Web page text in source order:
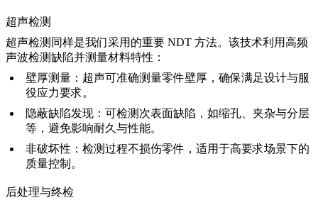
超声检测
超声检测同样是我们采用的重要 NDT 方法。该技术利用高频
声波检测缺陷并测量材料特性：
壁厚测量： 超声可准确测量零件壁厚，确保满足设计与服
役应力要求。
隐蔽缺陷发现： 可检测次表面缺陷，如缩孔、夹杂与分层
等，避免影响耐久与性能。
非破坏性： 检测过程不损伤零件，适用于高要求场景下的
质量控制。
后处理与终检